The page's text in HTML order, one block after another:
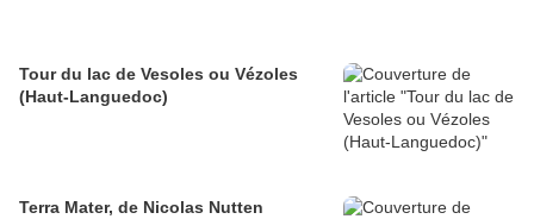
Tour du lac de Vesoles ou Vézoles
(Haut-Languedoc)
Terra Mater, de Nicolas Nutten